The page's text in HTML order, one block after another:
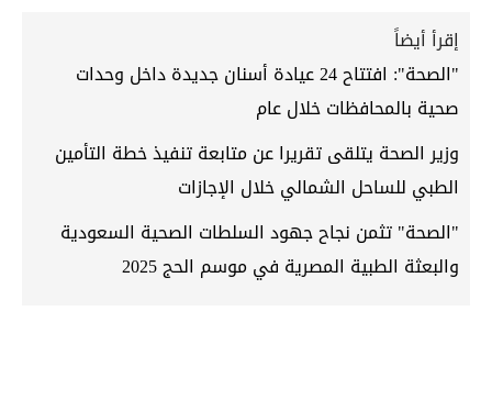
إقرأ أيضاً
"الصحة": افتتاح 24 عيادة أسنان جديدة داخل وحدات
صحية بالمحافظات خلال عام
وزير الصحة يتلقى تقريرا عن متابعة تنفيذ خطة التأمين
الطبي للساحل الشمالي خلال الإجازات
"الصحة" تثمن نجاح جهود السلطات الصحية السعودية
والبعثة الطبية المصرية في موسم الحج 2025